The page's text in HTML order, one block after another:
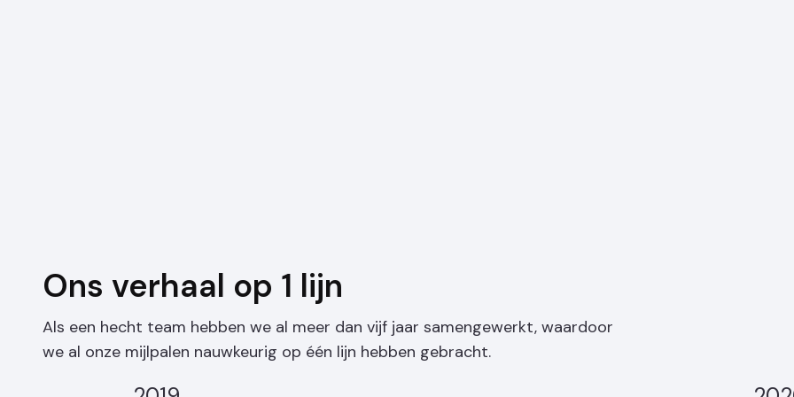
Ons verhaal op 1 lijn
Als een hecht team hebben we al meer dan vijf jaar samengewerkt, waardoor
we al onze mijlpalen nauwkeurig op één lijn hebben gebracht.